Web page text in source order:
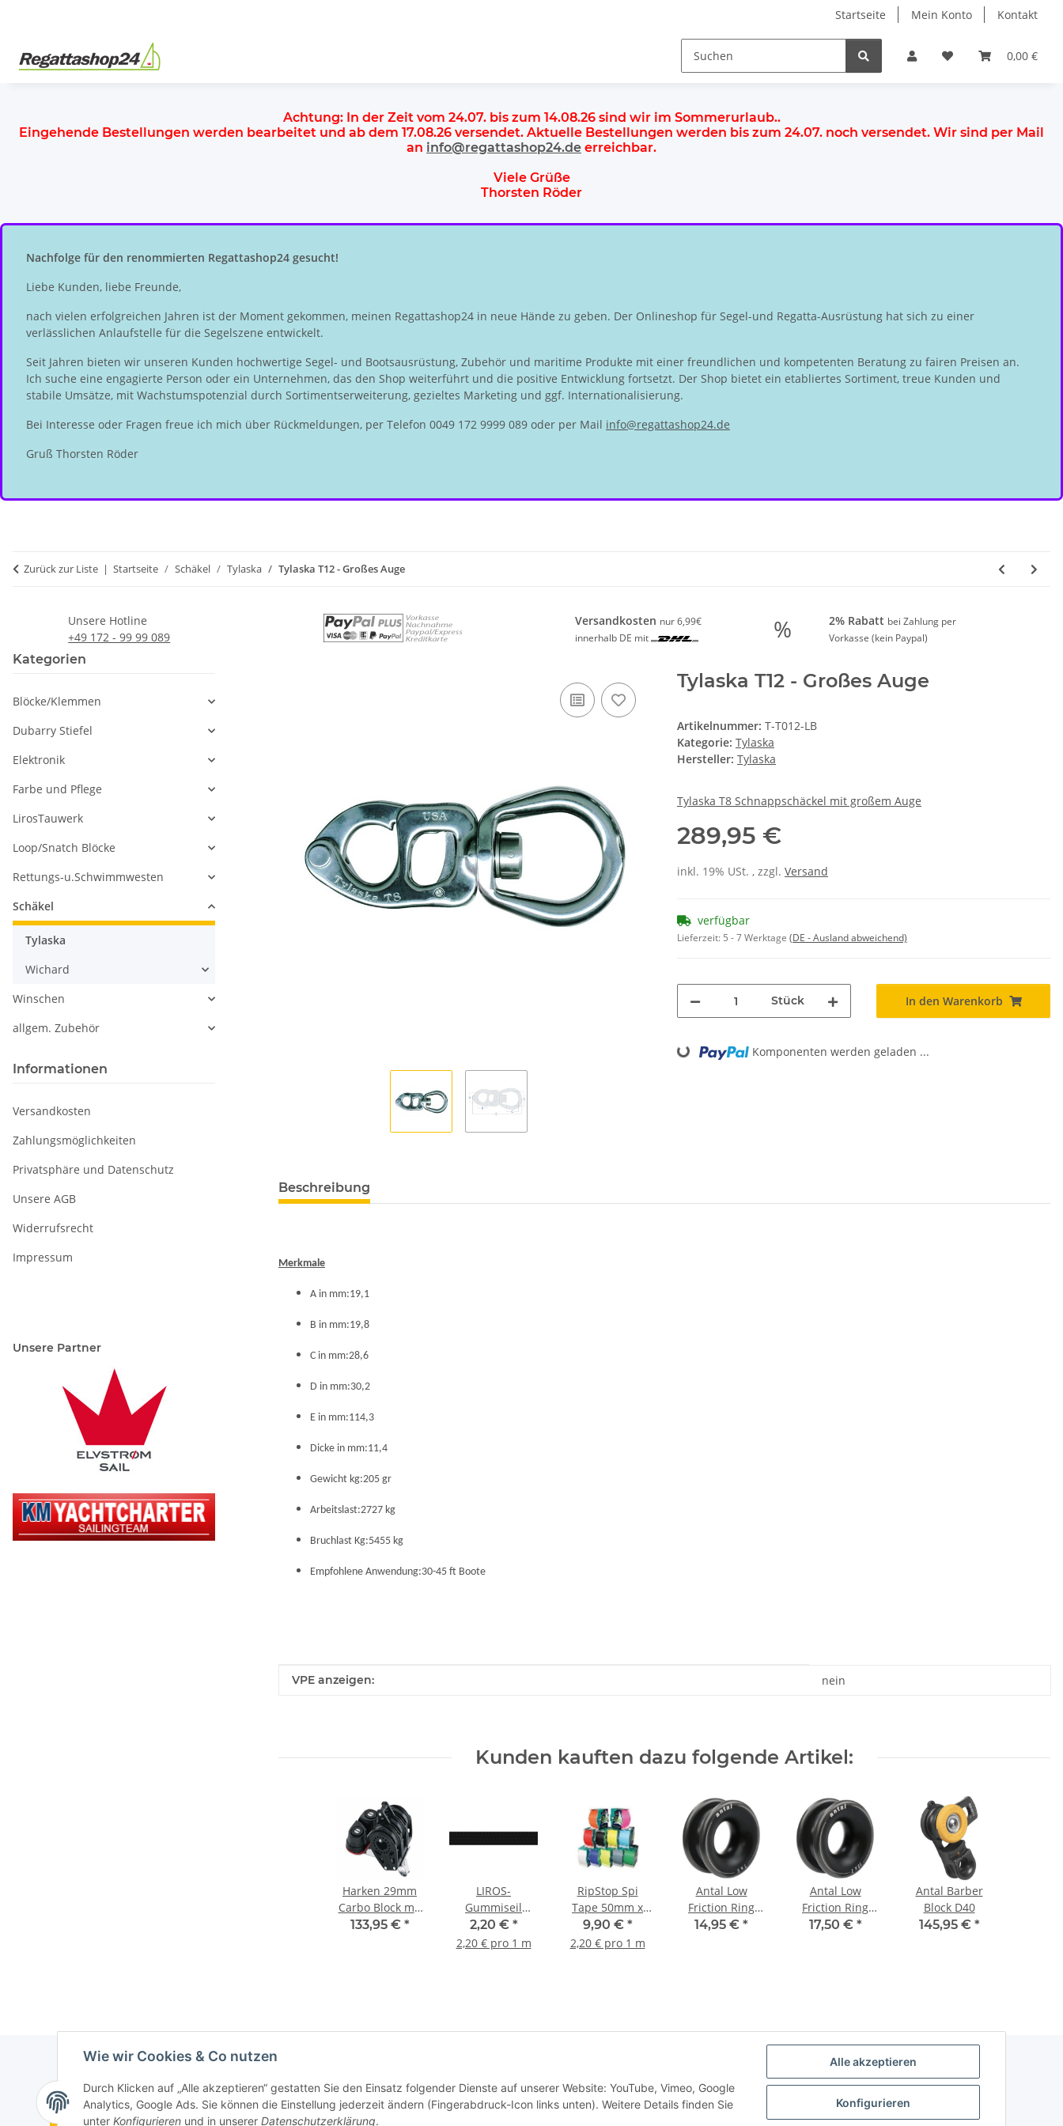
Alle akzeptieren
Konfigurieren
Wie wir Cookies & Co nutzen
Durch Klicken auf „Alle akzeptieren“ gestatten Sie den Einsatz folgender Dienste auf unserer Website: YouTube, Vimeo, Google
Analytics, Google Ads. Sie können die Einstellung jederzeit ändern (Fingerabdruck-Icon links unten). Weitere Details finden Sie
unter Konfigurieren und in unserer Datenschutzerklärung.
Startseite Mein Konto Kontakt
0,00 €
Achtung: In der Zeit vom 24.07. bis zum 14.08.26 sind wir im Sommerurlaub..
Eingehende Bestellungen werden bearbeitet und ab dem 17.08.26 versendet. Aktuelle Bestellungen werden bis zum 24.07. noch versendet. Wir sind per Mail
an info@regattashop24.de erreichbar.
Viele Grüße
Thorsten Röder
Nachfolge für den renommierten Regattashop24 gesucht!
Liebe Kunden, liebe Freunde,
nach vielen erfolgreichen Jahren ist der Moment gekommen, meinen Regattashop24 in neue Hände zu geben. Der Onlineshop für Segel-und Regatta-Ausrüstung hat sich zu einer
verlässlichen Anlaufstelle für die Segelszene entwickelt.
Seit Jahren bieten wir unseren Kunden hochwertige Segel- und Bootsausrüstung, Zubehör und maritime Produkte mit einer freundlichen und kompetenten Beratung zu fairen Preisen an.
Ich suche eine engagierte Person oder ein Unternehmen, das den Shop weiterführt und die positive Entwicklung fortsetzt. Der Shop bietet ein etabliertes Sortiment, treue Kunden und
stabile Umsätze, mit Wachstumspotenzial durch Sortimentserweiterung, gezieltes Marketing und ggf. Internationalisierung.
Bei Interesse oder Fragen freue ich mich über Rückmeldungen, per Telefon 0049 172 9999 089 oder per Mail info@regattashop24.de
Gruß Thorsten Röder
Zurück zur Liste Startseite Schäkel Tylaska Tylaska T12 - Großes Auge
Unsere Hotline
+49 172 - 99 99 089
Versandkosten nur 6,99€
innerhalb DE mit
% 2% Rabatt bei Zahlung per
Vorkasse (kein Paypal)
Tylaska T12 - Großes Auge
Artikelnummer: T-T012-LB
Kategorie: Tylaska
Hersteller: Tylaska
Tylaska T8 Schnappschäckel mit großem Auge
289,95 €
inkl. 19% USt. , zzgl. Versand
verfügbar
Lieferzeit: 5 - 7 Werktage (DE - Ausland abweichend)
Stück In den Warenkorb
Loading... Komponenten werden geladen ...
Beschreibung
Merkmale
A in mm:19,1
B in mm:19,8
C in mm:28,6
D in mm:30,2
E in mm:114,3
Dicke in mm:11,4
Gewicht kg:205 gr
Arbeitslast:2727 kg
Bruchlast Kg:5455 kg
Empfohlene Anwendung:30-45 ft Boote
Produkteigenschaft
Wert
VPE anzeigen: nein
Kunden kauften dazu folgende Artikel:
Harken 29mm
Carbo Block mit
Hundsfott und
133,95 € *
LIROS-
Gummiseil
10mm schwarz
2,20 € *
2,20 € pro 1 m
RipStop Spi
Tape 50mm x
4,5m weiss
9,90 € *
2,20 € pro 1 m
Antal Low
Friction Ring
R07.05
14,95 € *
Antal Low
Friction Ring
R10.07
17,50 € *
Antal Barber
Block D40
145,95 € *
Kategorien
Blöcke/Klemmen
Dubarry Stiefel
Elektronik
Farbe und Pflege
LirosTauwerk
Loop/Snatch Blöcke
Rettungs-u.Schwimmwesten
Schäkel
Tylaska
Wichard
Winschen
allgem. Zubehör
Informationen
Versandkosten
Zahlungsmöglichkeiten
Privatsphäre und Datenschutz
Unsere AGB
Widerrufsrecht
Impressum
Unsere Partner
Vertrag widerrufen